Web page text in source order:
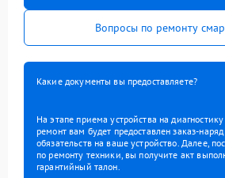
Вопросы по ремонту
Какие документы вы предоставляете?
На этапе приема устройства на
ремонт вам будет предоставлен заказ-
обязательств на ваше устройство. Далее,
по ремонту техники, вы получите акт
гарантийный талон.